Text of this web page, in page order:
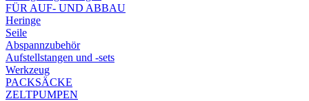
FÜR AUF- UND ABBAU
Heringe
Seile
Abspannzubehör
Aufstellstangen und -sets
Werkzeug
PACKSÄCKE
ZELTPUMPEN